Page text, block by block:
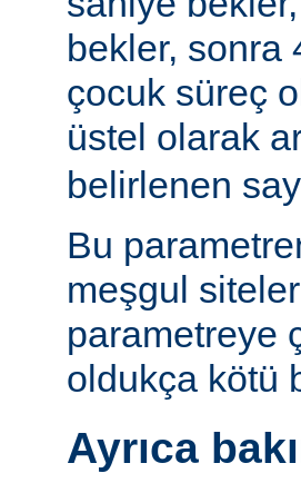
bekler, sonra
çocuk süreç
üstel olarak
belirlenen
Bu
meşgul
parametreye
oldukça kötü
Ayrıca